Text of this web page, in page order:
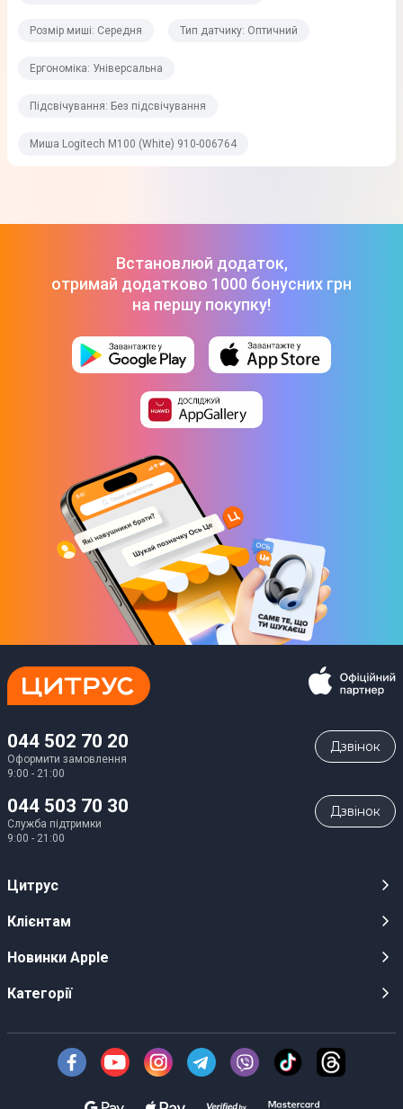
Розмір миші: Середня Тип датчику: Оптичний
Ергономіка: Універсальна
Підсвічування: Без підсвічування
Миша Logitech M100 (White) 910-006764
Встановлюй додаток,
отримай додатково 1000 бонусних грн
на першу покупку!
044 502 70 20
Оформити замовлення
9:00 - 21:00
Дзвiнок
044 503 70 30
Служба підтримки
9:00 - 21:00
Дзвiнок
Цитрус
Кар’єра
Оптовим клієнтам
Про Компанію
Клієнтам
Публічні оферти
Інструкції та прошивки
Доставка
Новинки Apple
iPhone 17
iPhone Air
Категорії
Техніка Apple
Смартфони